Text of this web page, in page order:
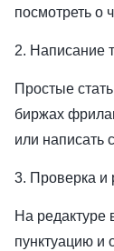
посмотреть о
2. Написание
Простые
биржах
или написать
3. Проверка и
На редактуре
пунктуацию и